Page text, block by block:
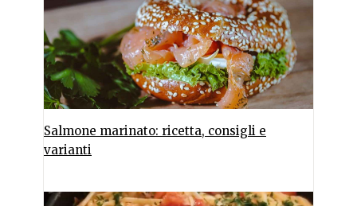
Salmone marinato: ricetta, consigli e
varianti